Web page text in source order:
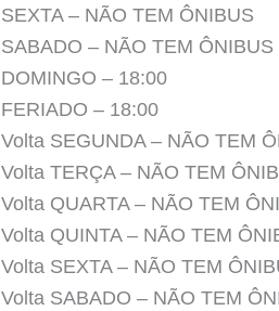
SEXTA – NÃO TEM ÔNIBUS
SABADO – NÃO TEM ÔNIBUS
DOMINGO – 18:00
FERIADO – 18:00
Volta SEGUNDA – NÃO TEM
Volta TERÇA – NÃO TEM
Volta QUARTA – NÃO TEM
Volta QUINTA – NÃO TEM
Volta SEXTA – NÃO TEM
Volta SABADO – NÃO TEM